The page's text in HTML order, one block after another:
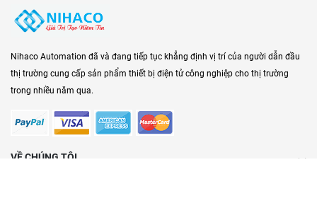
Nihaco Automation đã và đang tiếp tục khẳng định vị trí của người dẫn đầu
thị trường cung cấp sản phẩm thiết bị điện tử công nghiệp cho thị trường
trong nhiều năm qua.
VỀ CHÚNG TÔI